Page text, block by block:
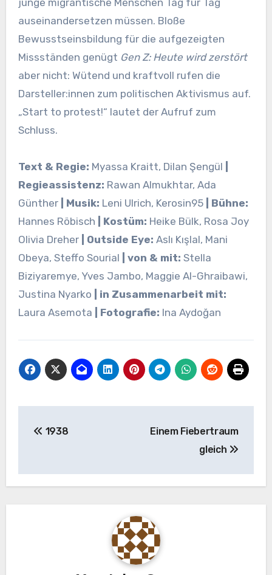
auseinandersetzen müssen. Bloße
Bewusstseinsbildung für die aufgezeigten
Missständen genügt Gen Z: Heute wird zerstört
aber nicht: Wütend und kraftvoll rufen die
Darsteller:innen zum politischen Aktivismus auf.
„Start to protest!“ lautet der Aufruf zum
Schluss.
Text & Regie: Myassa Kraitt, Dilan Şengül
Regieassistenz: Rawan Almukhtar, Ada
Günther
| Musik: Leni Ulrich, Kerosin95
| Bühne:
Hannes Röbisch
| Kostüm: Heike Bülk, Rosa Joy
Olivia Dreher
| Outside Eye: Aslı Kışlal, Mani
Obeya, Steffo Sourial
| von & mit: Stella
Biziyaremye, Yves Jambo, Maggie Al-Ghraibawi,
Justina Nyarko
| in Zusammenarbeit mit:
Laura Asemota
| Fotografie: Ina Aydoğan
1938
Einem Fiebertraum
gleich